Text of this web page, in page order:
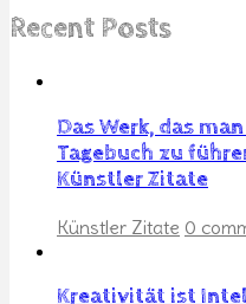
Recent Posts
Das Werk, das
Tagebuch zu
Künstler Zitate
Künstler Zitate 0
Kreativität ist